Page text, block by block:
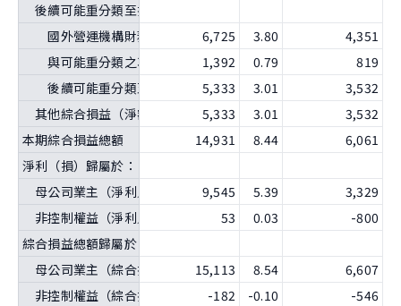
後續可能重分類至損益之項目
國外營運機構財務報表換算之兌換差額
與可能重分類之項目相關之所得稅
後續可能重分類至損益之項目總額
其他綜合損益（淨額）
本期綜合損益總額
淨利（損）歸屬於：
母公司業主（淨利／損）
非控制權益（淨利／損）
綜合損益總額歸屬於：
母公司業主（綜合損益）
非控制權益（綜合損益）
6,725 3.80 4,351
1,392
0.79 819
5,333
3.01 3,532
5,333
3.01 3,532
14,931
8.44 6,061
9,545 5.39 3,329
53
0.03 -800
15,113 8.54 6,607
-182
-0.10 -546